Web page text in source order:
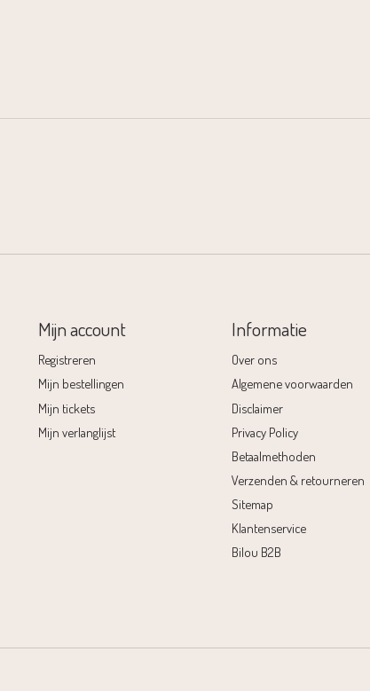
Mijn account
Registreren
Mijn bestellingen
Mijn tickets
Mijn verlanglijst
Informatie
Over ons
Algemene voorwaarden
Disclaimer
Privacy Policy
Betaalmethoden
Verzenden & retourneren
Sitemap
Klantenservice
Bilou B2B